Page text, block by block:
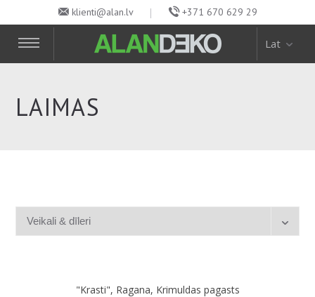
klienti@alan.lv +371 670 629 29
Lat
LAIMAS
"Krasti", Ragana, Krimuldas pagasts